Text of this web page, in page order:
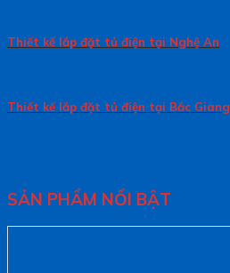
Thiết kế lắp đặt tủ điện tại Nghệ An
Thiết kế lắp đặt tủ điện tại Bắc Giang
SẢN PHẨM NỔI BẬT